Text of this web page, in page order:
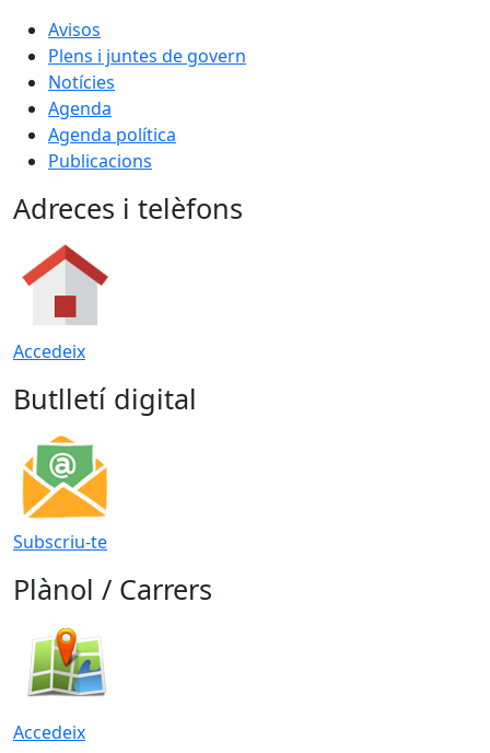
Avisos
Plens i juntes de govern
Notícies
Agenda
Agenda política
Publicacions
Adreces i telèfons
Accedeix
Butlletí digital
Subscriu-te
Plànol / Carrers
Accedeix